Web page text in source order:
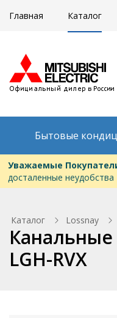
Главная Каталог
Бытовые
Уважаемые
досталенные неудобства
Каталог Lossnay
Канальные
LGH-RVX